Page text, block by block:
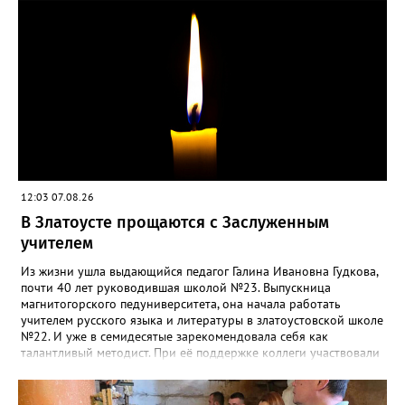
12:03 07.08.26
В Златоусте прощаются с Заслуженным
учителем
Из жизни ушла выдающийся педагог Галина Ивановна Гудкова,
почти 40 лет руководившая школой №23. Выпускница
магнитогорского педуниверситета, она начала работать
учителем русского языка и литературы в златоустовской школе
№22. И уже в семидесятые зарекомендовала себя как
талантливый методист. При её поддержке коллеги участвовали
«Благодаря её мудрому руководству в школе сформировался
сильный педагогический коллектив, объединённый общими